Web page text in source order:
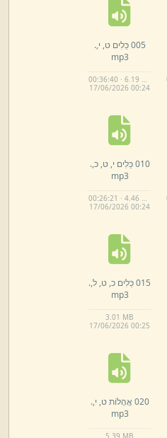
005 כֵּלִים ט, י,.
mp3
00:36:40 · 6.19 MB
17/06/2026 00:24
010 כֵּלִים י, ט, כ,.
mp3
00:26:21 · 4.46 MB
17/06/2026 00:24
015 כֵּלִים כ, ט, ל,.
mp3
3.01 MB
17/06/2026 00:25
020 אֲהָלוֹת ט, י,.
mp3
5. 39 MB